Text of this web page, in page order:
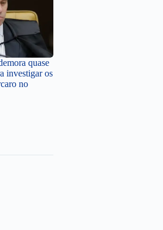
quase
investigar os
no